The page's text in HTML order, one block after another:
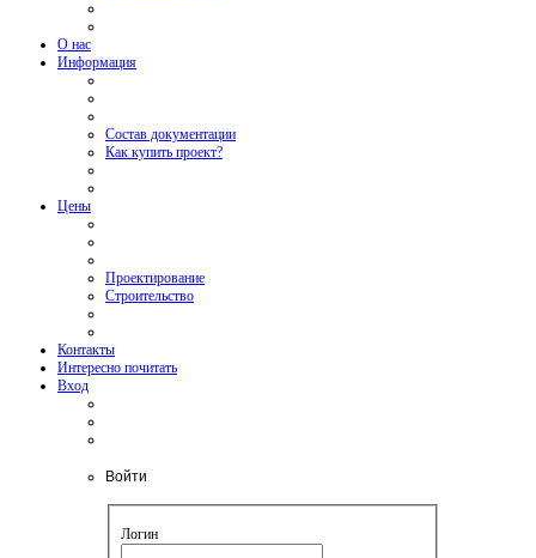
О нас
Информация
Состав документации
Как купить проект?
Цены
Проектирование
Строительство
Контакты
Интересно почитать
Вход
Войти
Логин